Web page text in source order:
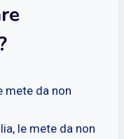
mete da non
le mete da non